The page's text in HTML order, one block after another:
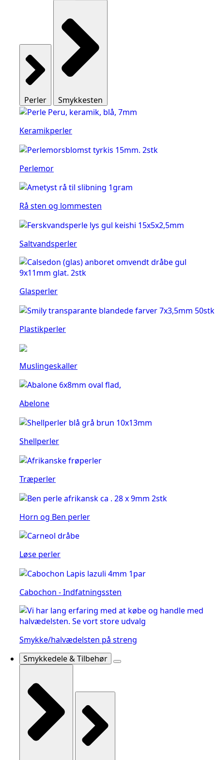
Perler Smykkesten
Keramikperler
Perlemor
Rå sten og lommesten
Saltvandsperler
Glasperler
Plastikperler
Muslingeskaller
Abelone
Shellperler
Træperler
Horn og Ben perler
Løse perler
Cabochon - Indfatningssten
Smykke/halvædelsten på streng
Smykkedele & Tilbehør